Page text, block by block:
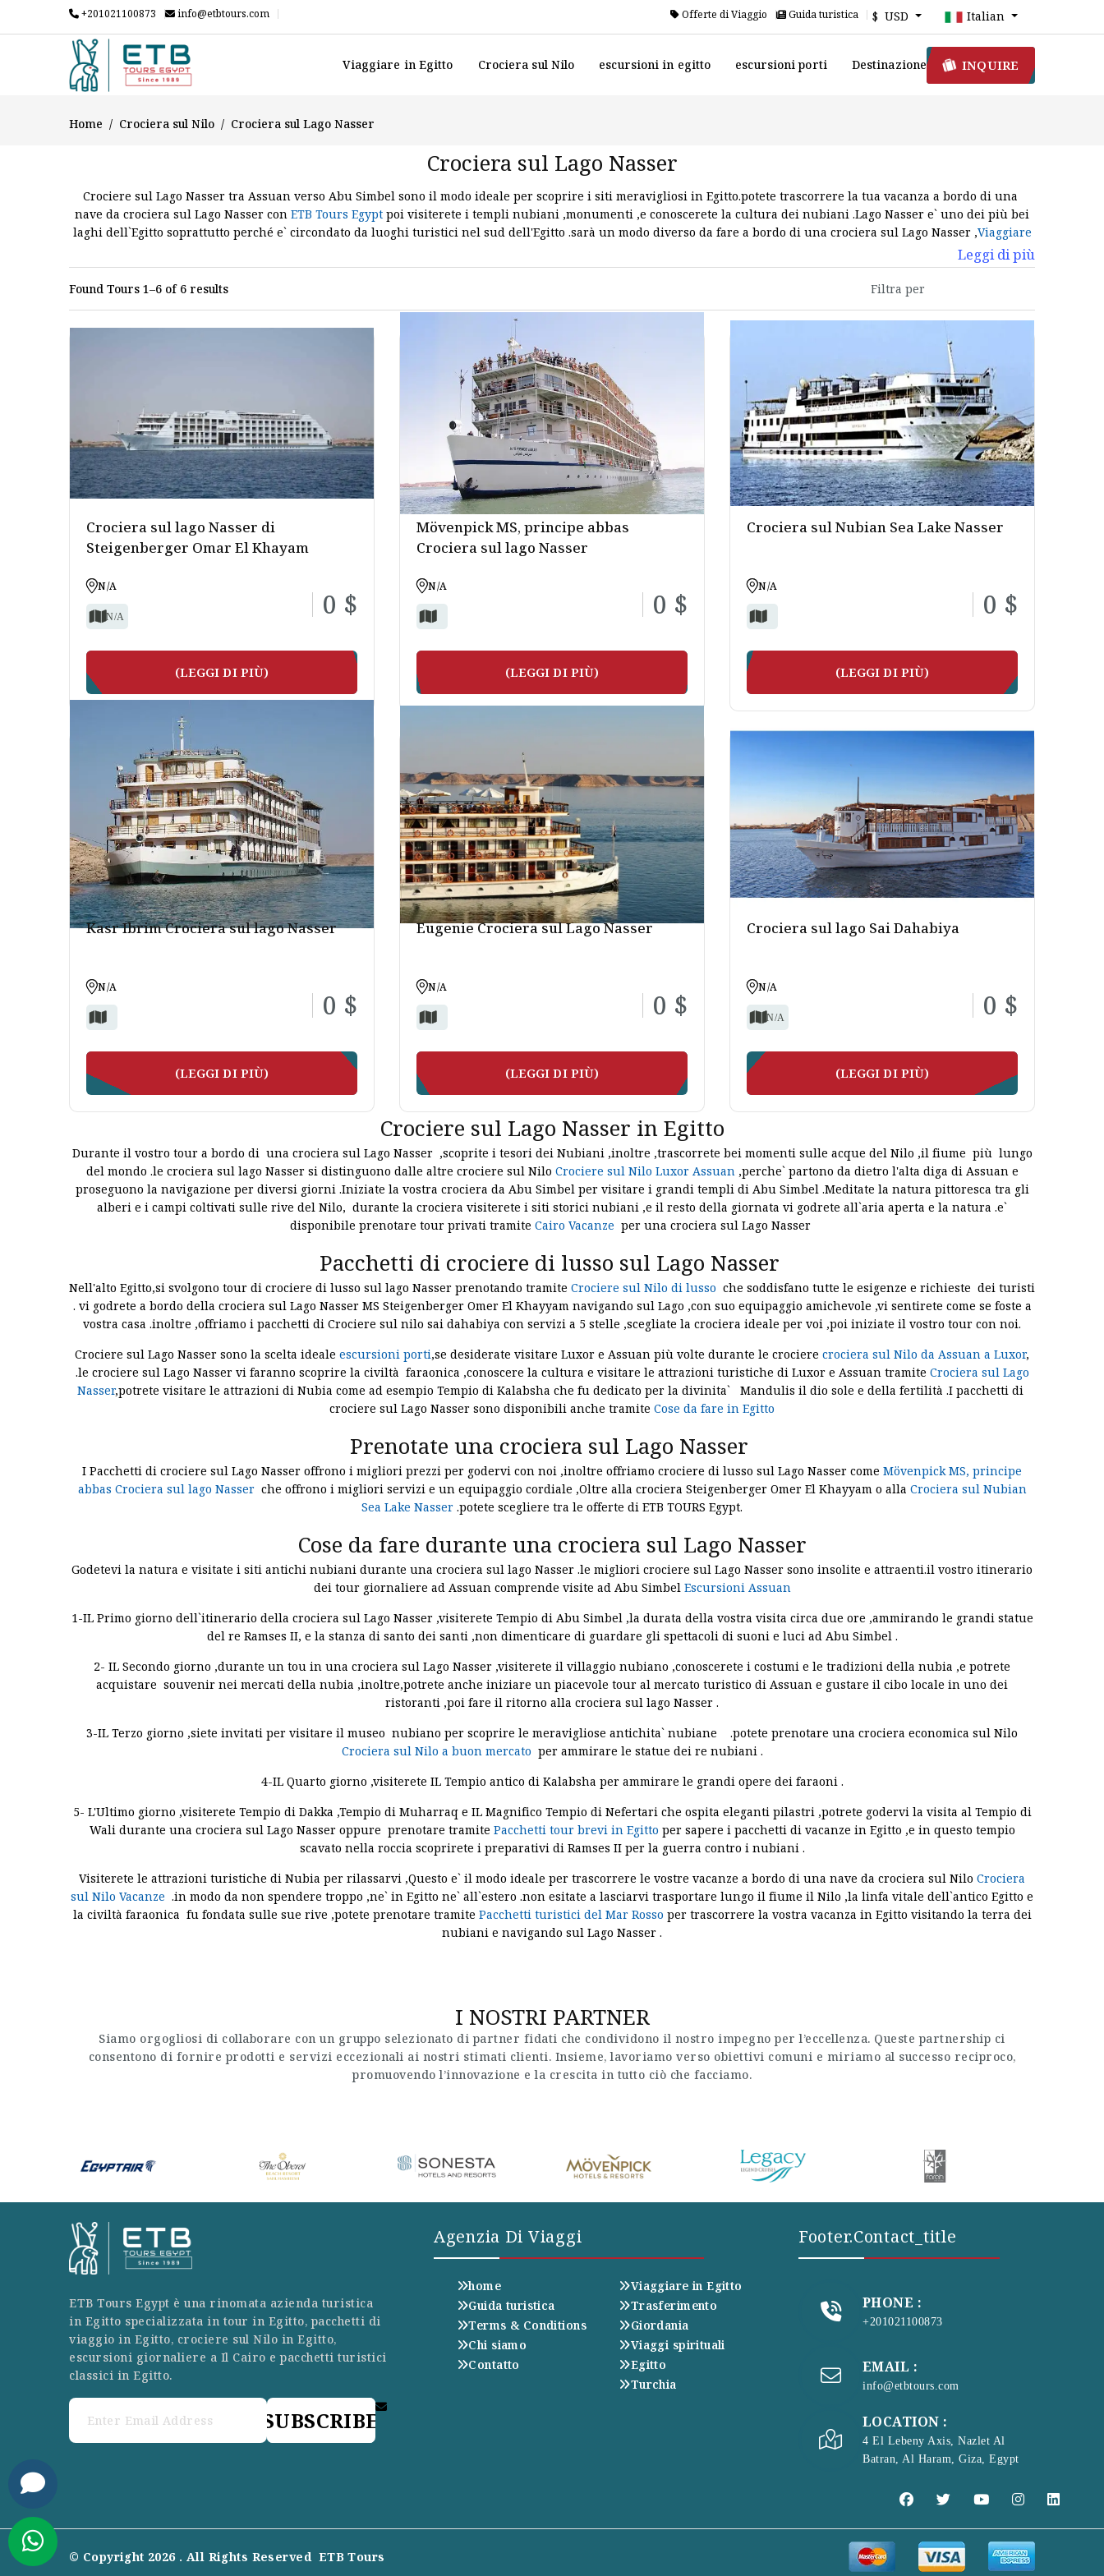
+201021100873 info@etbtours.com Offerte di Viaggio Guida turistica $ USD Italian
Viaggiare in Egitto Crociera sul Nilo escursioni in egitto escursioni porti Destinazione INQUIRE
Home Crociera sul Nilo Crociera sul Lago Nasser
Crociera sul Lago Nasser
Crociere sul Lago Nasser tra Assuan verso Abu Simbel sono il modo ideale per scoprire i siti meravigliosi in Egitto.potete trascorrere la tua vacanza a bordo di una
nave da crociera sul Lago Nasser con ETB Tours Egypt poi visiterete i templi nubiani ,monumenti ,e conoscerete la cultura dei nubiani .Lago Nasser e` uno dei più bei
laghi dell`Egitto soprattutto perché e` circondato da luoghi turistici nel sud dell'Egitto .sarà un modo diverso da fare a bordo di una crociera sul Lago Nasser ,Viaggiare
Le crociere sul Nilo sul lago Nasser sono tra le piu` belle e rare .offriamo le migliore crociere sul lago Nasser per vivere un'esperienza pensata per il relax e la
contemplazione tra le acque tranquille del Lago Nasser che e` circondato dalla Alta diga di Assuan . I pacchetti di crociere sul Lago Nasser non sono simili ad altri
pacchetti crociere perché scoprite tutto ciò lusso a bordo della nave da crociera sul Lago Nasser con servizi di alta qualità .vi sentirete ospite speciale durante il
Vi godrete il silenzio della sera ,cenando a bordo di una crociera sul lago Nasser o di una Dahabeya sul
NiloDAHABEYA SUL NILO
I MIGLIORI 6 TOUR DI CROCIERE SUL LAGO NASSER
Leggi di più
Found Tours 1–6 of 6 results
Crociera sul lago Nasser di
Steigenberger Omar El Khayam
N/A
N/A 0 $
(LEGGI DI PIÙ)
Mövenpick MS, principe abbas
Crociera sul lago Nasser
N/A
0 $
(LEGGI DI PIÙ)
Crociera sul Nubian Sea Lake Nasser
N/A
0 $
(LEGGI DI PIÙ)
Kasr Ibrim Crociera sul lago Nasser
N/A
0 $
(LEGGI DI PIÙ)
Eugenie Crociera sul Lago Nasser
N/A
0 $
(LEGGI DI PIÙ)
Crociera sul lago Sai Dahabiya
N/A
N/A 0 $
(LEGGI DI PIÙ)
Crociere sul Lago Nasser in Egitto
Durante il vostro tour a bordo di una crociera sul Lago Nasser ,scoprite i tesori dei Nubiani ,inoltre ,trascorrete bei momenti sulle acque del Nilo ,il fiume più lungo
del mondo .le crociera sul lago Nasser si distinguono dalle altre crociere sul Nilo Crociere sul Nilo Luxor Assuan,perche` partono da dietro l'alta diga di Assuan e
proseguono la navigazione per diversi giorni .Iniziate la vostra crociera da Abu Simbel per visitare i grandi templi di Abu Simbel .Meditate la natura pittoresca tra gli
alberi e i campi coltivati sulle rive del Nilo, durante la crociera visiterete i siti storici nubiani ,e il resto della giornata vi godrete all`aria aperta e la natura .e`
disponibile prenotare tour privati tramite Cairo Vacanze per una crociera sul Lago Nasser
Pacchetti di crociere di lusso sul Lago Nasser
Nell'alto Egitto,si svolgono tour di crociere di lusso sul lago Nasser prenotando tramite Crociere sul Nilo di lusso che soddisfano tutte le esigenze e richieste dei turisti
. vi godrete a bordo della crociera sul Lago Nasser MS Steigenberger Omer El Khayyam navigando sul Lago ,con suo equipaggio amichevole ,vi sentirete come se foste a
vostra casa .inoltre ,offriamo i pacchetti di Crociere sul nilo sai dahabiya con servizi a 5 stelle ,scegliate la crociera ideale per voi ,poi iniziate il vostro tour con noi.
Crociere sul Lago Nasser sono la scelta ideale escursioni porti,se desiderate visitare Luxor e Assuan più volte durante le crociere crociera sul Nilo da Assuan a Luxor,
.le crociere sul Lago Nasser vi faranno scoprire la civiltà faraonica ,conoscere la cultura e visitare le attrazioni turistiche di Luxor e Assuan tramite Crociera sul Lago
Nasser,potrete visitare le attrazioni di Nubia come ad esempio Tempio di Kalabsha che fu dedicato per la divinita` Mandulis il dio sole e della fertilità .I pacchetti di
crociere sul Lago Nasser sono disponibili anche tramite Cose da fare in Egitto
Prenotate una crociera sul Lago Nasser
I Pacchetti di crociere sul Lago Nasser offrono i migliori prezzi per godervi con noi ,inoltre offriamo crociere di lusso sul Lago Nasser come Mövenpick MS, principe
abbas Crociera sul lago Nasserche offrono i migliori servizi e un equipaggio cordiale ,Oltre alla crociera Steigenberger Omer El Khayyam o alla Crociera sul Nubian
Sea Lake Nasser .potete scegliere tra le offerte di ETB TOURS Egypt.
Cose da fare durante una crociera sul Lago Nasser
Godetevi la natura e visitate i siti antichi nubiani durante una crociera sul lago Nasser .le migliori crociere sul Lago Nasser sono insolite e attraenti.il vostro itinerario
dei tour giornaliere ad Assuan comprende visite ad Abu Simbel Escursioni Assuan
1-IL Primo giorno dell`itinerario della crociera sul Lago Nasser ,visiterete Tempio di Abu Simbel ,la durata della vostra visita circa due ore ,ammirando le grandi statue
del re Ramses II, e la stanza di santo dei santi ,non dimenticare di guardare gli spettacoli di suoni e luci ad Abu Simbel .
2- IL Secondo giorno ,durante un tou in una crociera sul Lago Nasser ,visiterete il villaggio nubiano ,conoscerete i costumi e le tradizioni della nubia ,e potrete
acquistare souvenir nei mercati della nubia ,inoltre,potrete anche iniziare un piacevole tour al mercato turistico di Assuan e gustare il cibo locale in uno dei
ristoranti ,poi fare il ritorno alla crociera sul lago Nasser .
3-IL Terzo giorno ,siete invitati per visitare il museo nubiano per scoprire le meravigliose antichita` nubiane .potete prenotare una crociera economica sul Nilo
Crociera sul Nilo a buon mercato per ammirare le statue dei re nubiani .
4-IL Quarto giorno ,visiterete IL Tempio antico di Kalabsha per ammirare le grandi opere dei faraoni .
5- L'Ultimo giorno ,visiterete Tempio di Dakka ,Tempio di Muharraq e IL Magnifico Tempio di Nefertari che ospita eleganti pilastri ,potrete godervi la visita al Tempio di
Wali durante una crociera sul Lago Nasser oppure prenotare tramite Pacchetti tour brevi in Egitto per sapere i pacchetti di vacanze in Egitto ,e in questo tempio
scavato nella roccia scoprirete i preparativi di Ramses II per la guerra contro i nubiani .
Visiterete le attrazioni turistiche di Nubia per rilassarvi ,Questo e` il modo ideale per trascorrere le vostre vacanze a bordo di una nave da crociera sul Nilo Crociera
sul Nilo Vacanze .in modo da non spendere troppo ,ne` in Egitto ne` all`estero .non esitate a lasciarvi trasportare lungo il fiume il Nilo ,la linfa vitale dell`antico Egitto e
la civiltà faraonica fu fondata sulle sue rive ,potete prenotare tramite Pacchetti turistici del Mar Rosso per trascorrere la vostra vacanza in Egitto visitando la terra dei
nubiani e navigando sul Lago Nasser .
I NOSTRI PARTNER
Siamo orgogliosi di collaborare con un gruppo selezionato di partner fidati che condividono il nostro impegno per l’eccellenza. Queste partnership ci
consentono di fornire prodotti e servizi eccezionali ai nostri stimati clienti. Insieme, lavoriamo verso obiettivi comuni e miriamo al successo reciproco,
promuovendo l’innovazione e la crescita in tutto ciò che facciamo.
ETB Tours Egypt è una rinomata azienda turistica
in Egitto specializzata in tour in Egitto, pacchetti di
viaggio in Egitto, crociere sul Nilo in Egitto,
escursioni giornaliere a Il Cairo e pacchetti turistici
classici in Egitto.
SUBSCRIBE
Agenzia Di Viaggi
home
Guida turistica
Terms & Conditions
Chi siamo
Contatto
Viaggiare in Egitto
Trasferimento
Giordania
Viaggi spirituali
Egitto
Turchia
Footer.contact_title
PHONE :
+201021100873
EMAIL :
info@etbtours.com
LOCATION :
4 El Lebeny Axis, Nazlet Al
Batran, Al Haram, Giza, Egypt
© Copyright 2026 . All Rights Reserved ETB Tours